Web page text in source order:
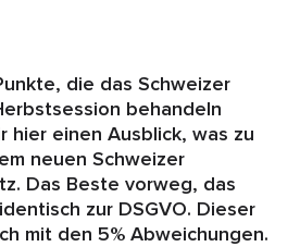
die das Schweizer
behandeln
hier einen Ausblick, was zu
neuen Schweizer
Das Beste vorweg, das
zur DSGVO. Dieser
mit den 5% Abweichungen.